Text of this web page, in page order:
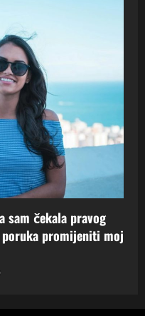
sam čekala pravog
poruka promijeniti moj